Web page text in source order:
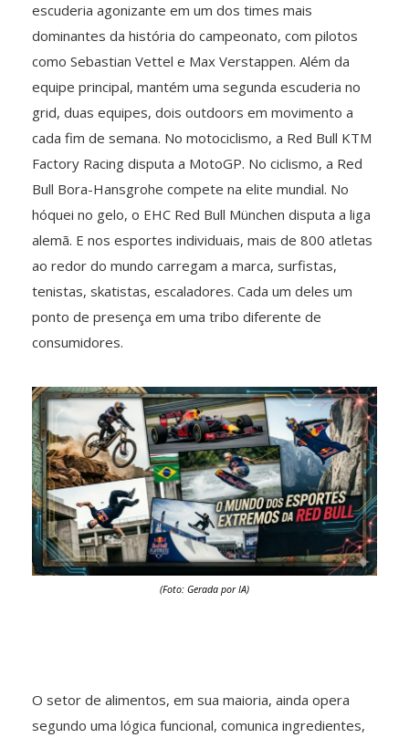
escuderia agonizante em um dos times mais
dominantes da história do campeonato, com pilotos
como Sebastian Vettel e Max Verstappen. Além da
equipe principal, mantém uma segunda escuderia no
grid, duas equipes, dois outdoors em movimento a
cada fim de semana. No motociclismo, a Red Bull KTM
Factory Racing disputa a MotoGP. No ciclismo, a Red
Bull Bora-Hansgrohe compete na elite mundial. No
hóquei no gelo, o EHC Red Bull München disputa a liga
alemã. E nos esportes individuais, mais de 800 atletas
ao redor do mundo carregam a marca, surfistas,
tenistas, skatistas, escaladores. Cada um deles um
ponto de presença em uma tribo diferente de
consumidores.
(Foto: Gerada por IA)
O setor de alimentos, em sua maioria, ainda opera
segundo uma lógica funcional, comunica ingredientes,